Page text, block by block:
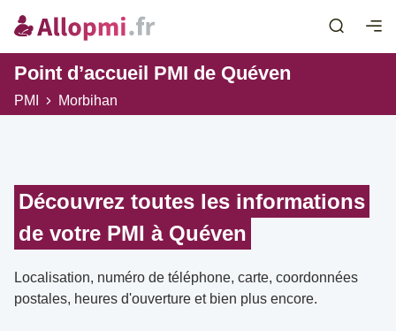
Point d’accueil PMI de Quéven
PMI Morbihan
Découvrez toutes les informations
de votre PMI à Quéven
Localisation, numéro de téléphone, carte, coordonnées
postales, heures d'ouverture et bien plus encore.